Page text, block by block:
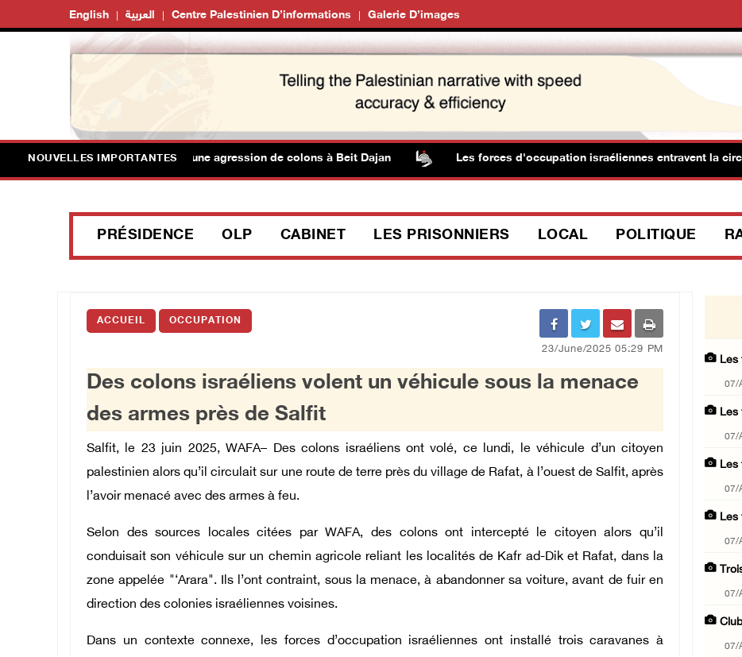
English العربية Centre Palestinien D’informations Galerie D’images
NOUVELLES IMPORTANTES
Palestiniens blessés lors d'une agression de colons à Beit Dajan Les forces d'occupation israéliennes entravent la
PRÉSIDENCE OLP CABINET LES PRISONNIERS LOCAL POLITIQUE
ACCUEIL OCCUPATION
23/June/2025 05:29 PM
Des colons israéliens volent un véhicule sous la menace
des armes près de Salfit
Salfit, le 23 juin 2025, WAFA– Des colons israéliens ont volé, ce lundi, le véhicule d’un citoyen
palestinien alors qu’il circulait sur une route de terre près du village de Rafat, à l’ouest de Salfit, après
l’avoir menacé avec des armes à feu.
Selon des sources locales citées par WAFA, des colons ont intercepté le citoyen alors qu’il
conduisait son véhicule sur un chemin agricole reliant les localités de Kafr ad-Dik et Rafat, dans la
zone appelée "‘Arara". Ils l’ont contraint, sous la menace, à abandonner sa voiture, avant de fuir en
direction des colonies israéliennes voisines.
Dans un contexte connexe, les forces d’occupation israéliennes ont installé trois caravanes à
Les
07/
Les
07/
Les
07/
Les
07/
07/
07/